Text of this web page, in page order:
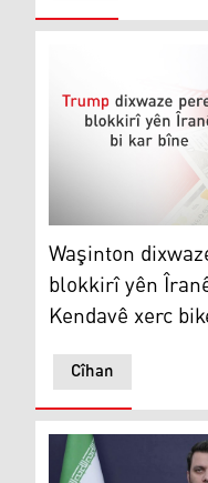
Waşinton dixwaze
Cîhan
Waşinton
blokkirî yên
Kendavê xerc